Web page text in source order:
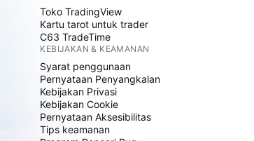
Toko TradingView
Kartu tarot untuk trader
C63 TradeTime
KEBIJAKAN & KEAMANAN
Syarat penggunaan
Pernyataan Penyangkalan
Kebijakan Privasi
Kebijakan Cookie
Pernyataan Aksesibilitas
Tips keamanan